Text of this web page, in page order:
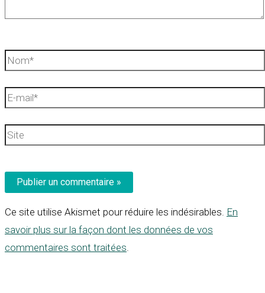
Nom*
E-
Site
Ce site utilise Akismet pour réduire les indésirables. En
savoir plus sur la façon dont les données de vos
commentaires sont traitées.